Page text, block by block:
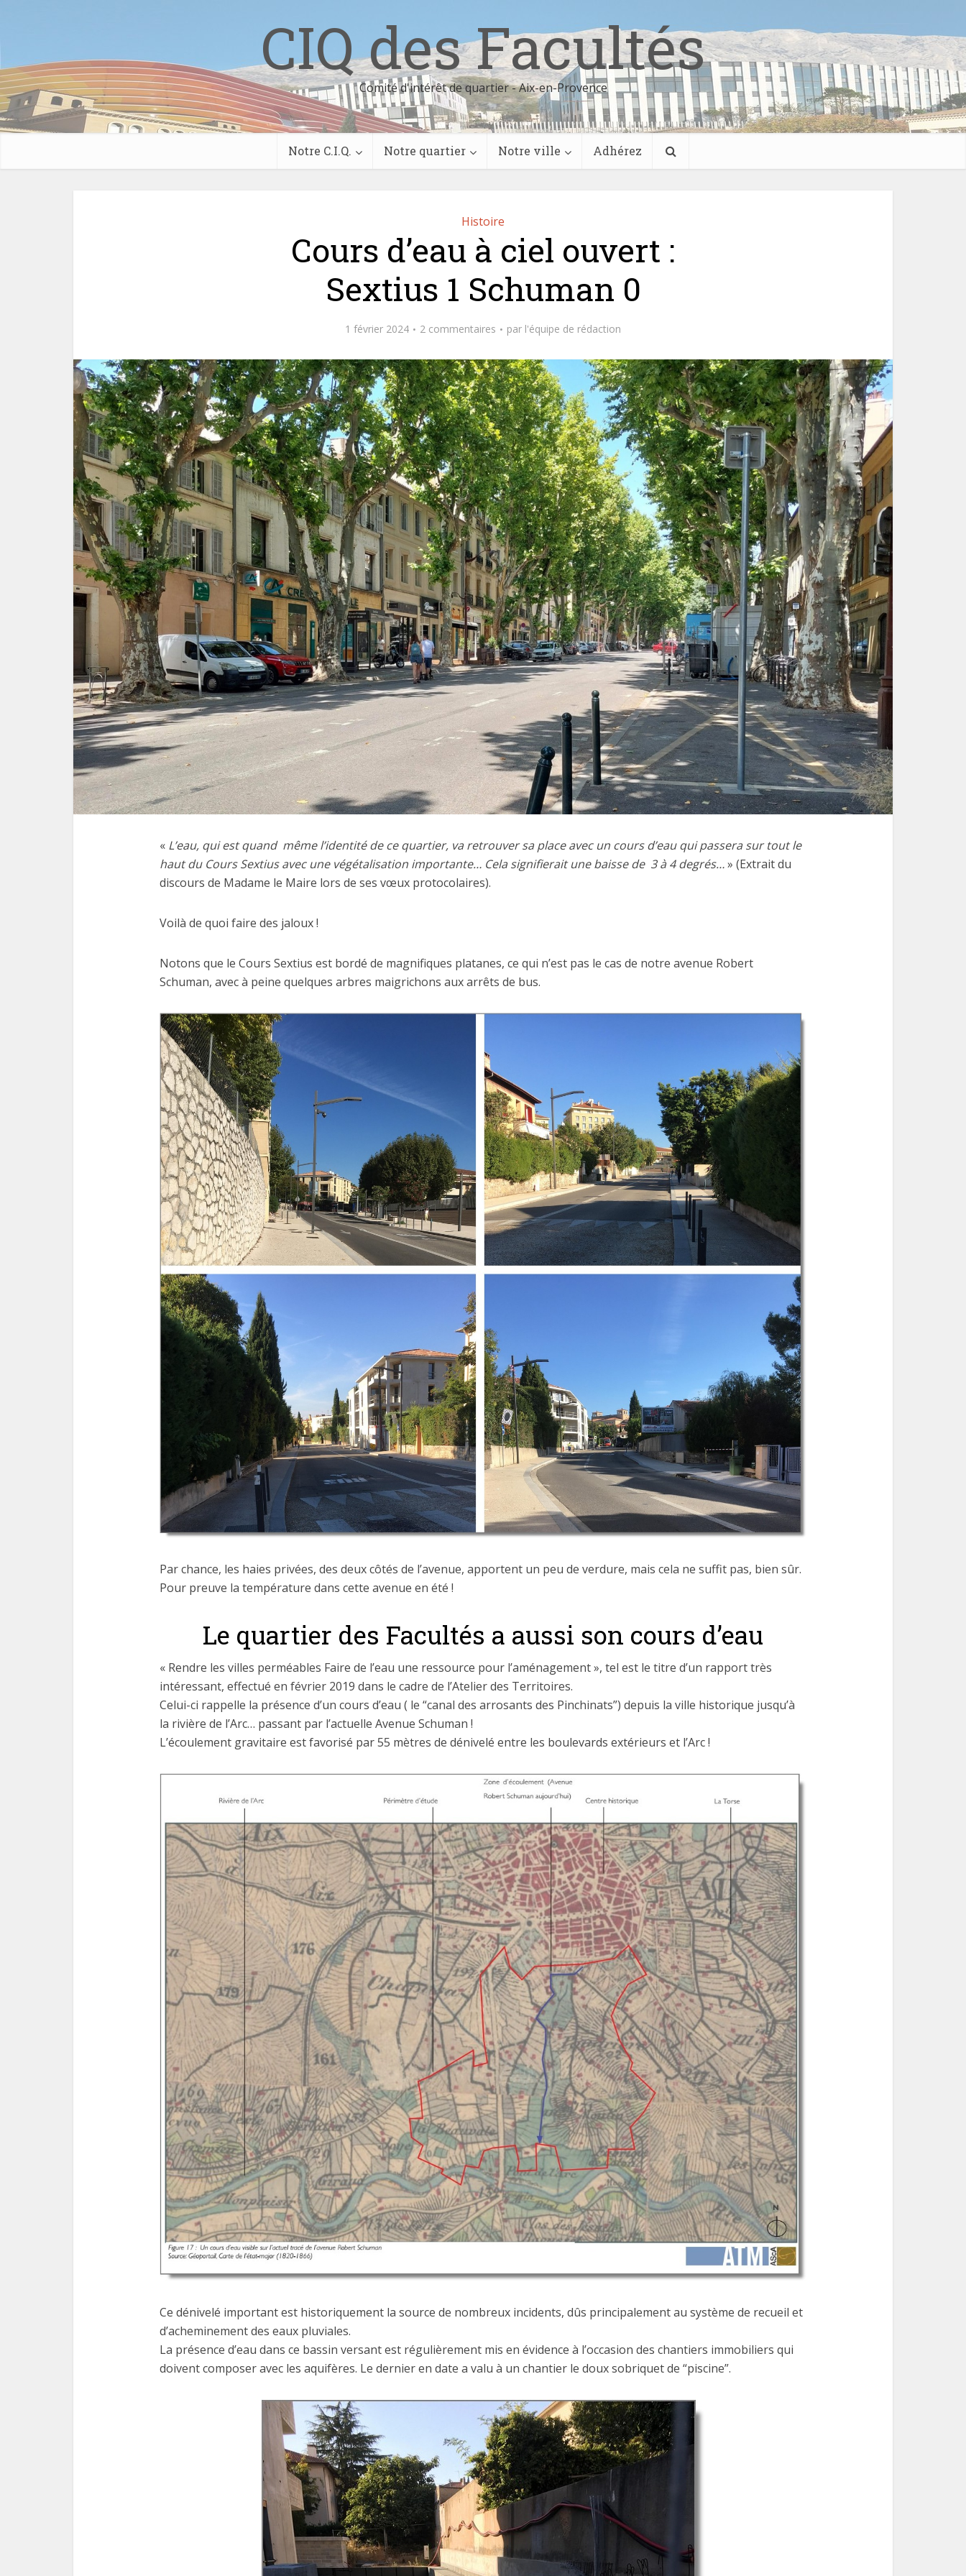
CIQ des Facultés
Comité d'intérêt de quartier - Aix-en-Provence
Notre C.I.Q. Notre quartier Notre ville Adhérez
Histoire
Cours d’eau à ciel ouvert :
Sextius 1 Schuman 0
1 février 2024 2 commentaires par l'équipe de rédaction
« L’eau, qui est quand même l’identité de ce quartier, va retrouver sa place avec un cours d’eau qui passera sur tout le
haut du Cours Sextius avec une végétalisation importante… Cela signifierait une baisse de 3 à 4 degrés…» (Extrait du
discours de Madame le Maire lors de ses vœux protocolaires).
Voilà de quoi faire des jaloux !
Notons que le Cours Sextius est bordé de magnifiques platanes, ce qui n’est pas le cas de notre avenue Robert
Schuman, avec à peine quelques arbres maigrichons aux arrêts de bus.
Par chance, les haies privées, des deux côtés de l’avenue, apportent un peu de verdure, mais cela ne suffit pas, bien sûr.
Pour preuve la température dans cette avenue en été !
Le quartier des Facultés a aussi son cours d’eau
« Rendre les villes perméables Faire de l’eau une ressource pour l’aménagement », tel est le titre d’un rapport très
intéressant, effectué en février 2019 dans le cadre de l’Atelier des Territoires.
Celui-ci rappelle la présence d’un cours d’eau ( le “canal des arrosants des Pinchinats”) depuis la ville historique jusqu’à
la rivière de l’Arc… passant par l’actuelle Avenue Schuman !
L’écoulement gravitaire est favorisé par 55 mètres de dénivelé entre les boulevards extérieurs et l’Arc !
Ce dénivelé important est historiquement la source de nombreux incidents, dûs principalement au système de recueil et
d’acheminement des eaux pluviales.
La présence d’eau dans ce bassin versant est régulièrement mis en évidence à l’occasion des chantiers immobiliers qui
doivent composer avec les aquifères. Le dernier en date a valu à un chantier le doux sobriquet de “piscine”.